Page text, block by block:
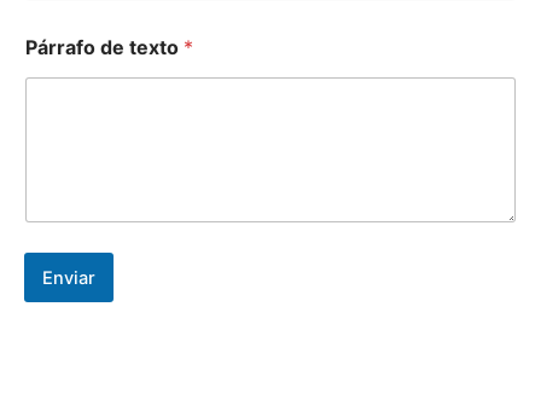
o
m
o
Párrafo de texto *
Enviar